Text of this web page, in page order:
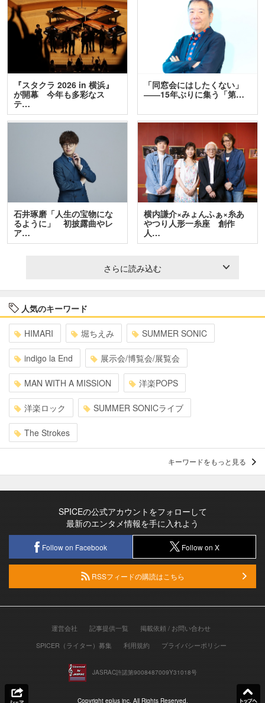
『スタクラ 2026 in 横浜』
が開幕 今年も多彩なス
テ…
「同窓会にはしたくない」
――15年ぶりに集う「第…
石井琢磨「人生の宝物にな
るように」 初披露曲やレ
ア…
横内謙介×みょんふぁ×糸あ
やつり人形一糸座 創作
人…
さらに読み込む
人気のキーワード
HIMARI 堀ちえみ SUMMER SONIC
indigo la End 展示会/博覧会/展覧会
MAN WITH A MISSION 洋楽POPS
洋楽ロック SUMMER SONICライブ
The Strokes
キーワードをもっと見る
SPICEの公式アカウントをフォローして
最新のエンタメ情報を手に入れよう
Follow on Facebook Follow on X
RSSフィードの購読はこちら
運営会社 記事提供一覧
掲載依頼 / お問い合わせ
SPICER（ライター）募集
利用規約 プライバシーポリシー
JASRAC許諾第9008487009Y31018号
Copyright eplus inc. All Rights Reserved.